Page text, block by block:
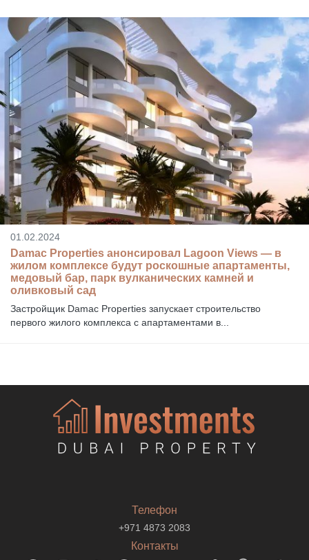
01.02.2024
Damac Properties анонсировал Lagoon Views — в
жилом комплексе будут роскошные апартаменты,
медовый бар, парк вулканических камней и
оливковый сад
Застройщик Damac Properties запускает строительство
первого жилого комплекса с апартаментами в...
Телефон
+971 4873 2083
Контакты